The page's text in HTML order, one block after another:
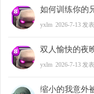
如何训练你的
yxlm 2026-7-13 发
双人愉快的夜
yxlm 2026-7-13 发
缩小的我意外